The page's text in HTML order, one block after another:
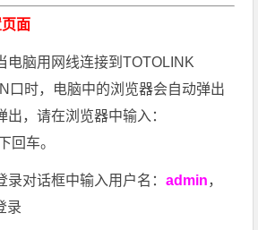
面
电脑用网线连接到TOTOLINK
口时，电脑中的浏览器会自动弹出
，请在浏览器中输入：
回车。
录对话框中输入用户名：admin，
录